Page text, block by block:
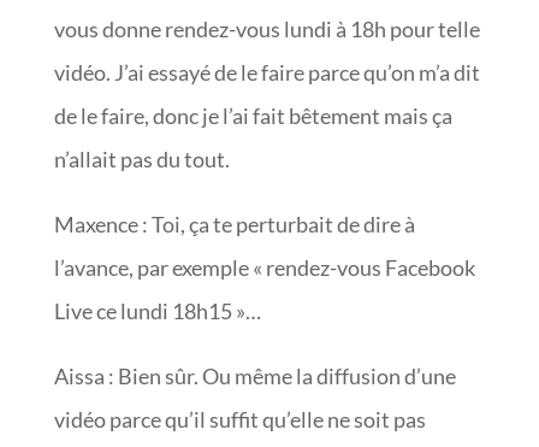
vous donne rendez-vous lundi à 18h pour telle
vidéo. J’ai essayé de le faire parce qu’on m’a dit
de le faire, donc je l’ai fait bêtement mais ça
n’allait pas du tout.
Maxence : Toi, ça te perturbait de dire à
l’avance, par exemple « rendez-vous Facebook
Live ce lundi 18h15 »…
Aissa : Bien sûr. Ou même la diffusion d’une
vidéo parce qu’il suffit qu’elle ne soit pas